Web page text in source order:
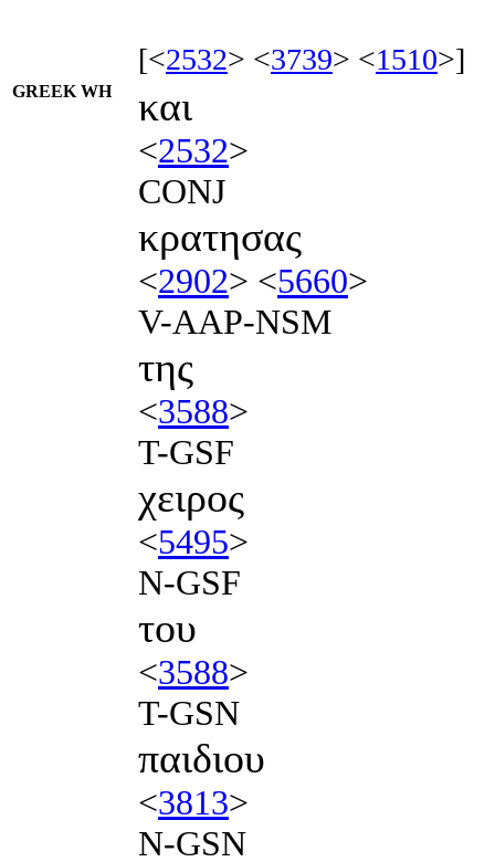
[<2532> <3739> <1510>]
GREEK WH και
<2532>
CONJ
κρατησας
<2902> <5660>
V-AAP-NSM
της
<3588>
T-GSF
χειρος
<5495>
N-GSF
του
<3588>
T-GSN
παιδιου
<3813>
N-GSN